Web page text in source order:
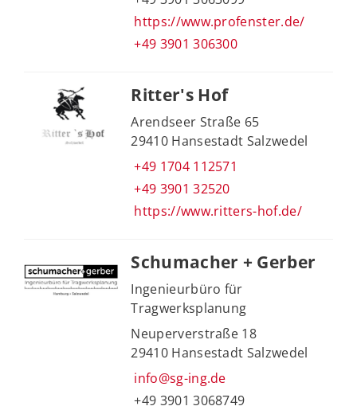
https://www.profenster.de/
+49 3901 306300
Ritter's Hof
Arendseer Straße 65
29410 Hansestadt Salzwedel
+49 1704 112571
+49 3901 32520
https://www.ritters-hof.de/
Schumacher + Gerber
Ingenieurbüro für
Tragwerksplanung
Neuperverstraße 18
29410 Hansestadt Salzwedel
info@sg-ing.de
+49 3901 3068749